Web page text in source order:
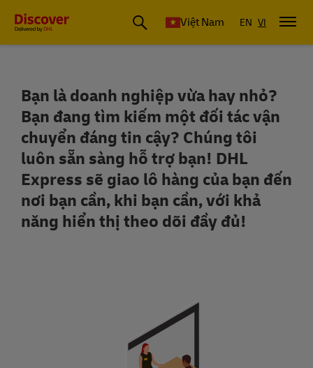
Việt Nam EN VI
TIẾP CẬN HƠN 220 QUỐC GIA VÀ
Bạn là doanh nghiệp vừa hay nhỏ?
Bạn đang tìm kiếm một đối tác vận
chuyển đáng tin cậy? Chúng tôi
luôn sẵn sàng hỗ trợ bạn! DHL
Express sẽ giao lô hàng của bạn đến
nơi bạn cần, khi bạn cần, với khả
năng hiển thị theo dõi đầy đủ!